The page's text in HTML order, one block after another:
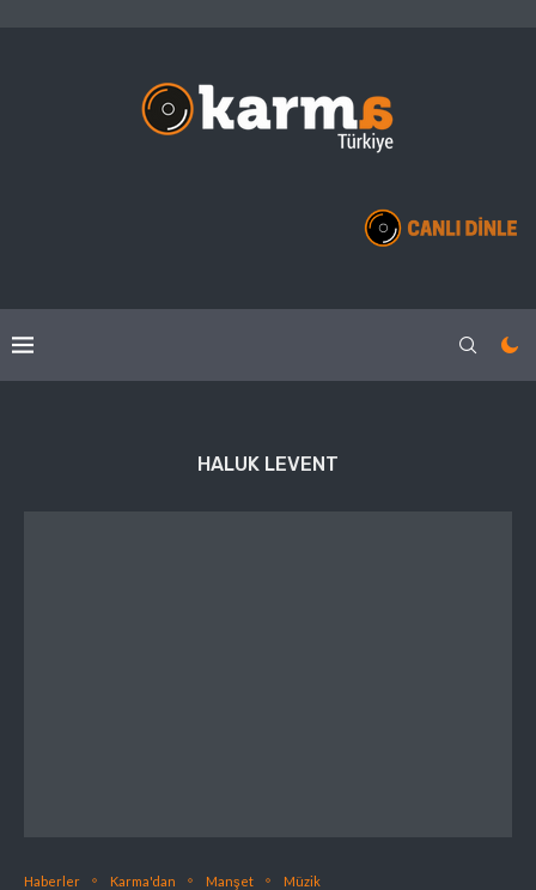
HALUK LEVENT
Haberler Karma'dan Manşet Müzik